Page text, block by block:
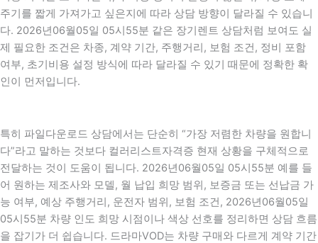
주기를 짧게 가져가고 싶은지에 따라 상담 방향이 달라질 수 있습니
다. 2026년06월05일 05시55분 같은 장기렌트 상담처럼 보여도 실
제 필요한 조건은 차종, 계약 기간, 주행거리, 보험 조건, 정비 포함
여부, 초기비용 설정 방식에 따라 달라질 수 있기 때문에 정확한 확
인이 먼저입니다.
특히 파일다운로드 상담에서는 단순히 “가장 저렴한 차량을 원합니
다”라고 말하는 것보다 컬러리스트자격증 현재 상황을 구체적으로
전달하는 것이 도움이 됩니다. 2026년06월05일 05시55분 예를 들
어 원하는 제조사와 모델, 월 납입 희망 범위, 보증금 또는 선납금 가
능 여부, 예상 주행거리, 운전자 범위, 보험 조건, 2026년06월05일
05시55분 차량 인도 희망 시점이나 색상 선호를 정리하면 상담 흐름
을 잡기가 더 쉽습니다. 드라마VOD는 차량 구매와 다르게 계약 기간